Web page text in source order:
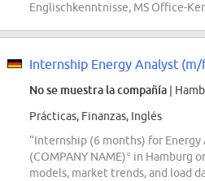
Englischkenntnisse, MS Office-
Internship Energy Analyst (m/
No se muestra la compañía |
Prácticas, Finanzas, Inglés
“Internship (6 months) for
(COMPANY NAME)° in Hamburg
models, market trends, and load